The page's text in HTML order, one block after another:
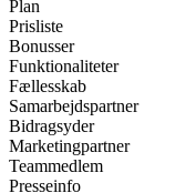
Plan
Prisliste
Bonusser
Funktionaliteter
Fællesskab
Samarbejdspartner
Bidragsyder
Marketingpartner
Teammedlem
Presseinfo